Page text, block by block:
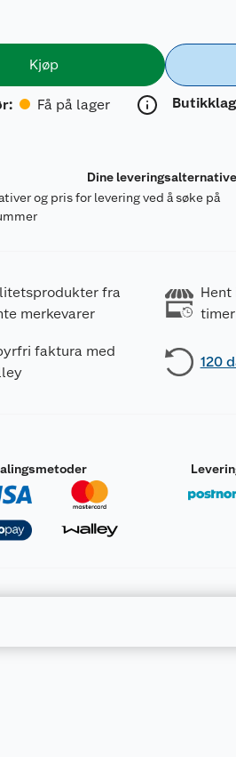
Kjøp
: Få på lager
Dine
og pris for levering ved å søke på
fra
merkevarer
timer
faktura med
120